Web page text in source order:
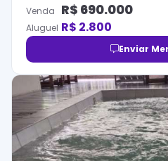
Venda R$ 690.000
Aluguel R$ 2.800
Enviar